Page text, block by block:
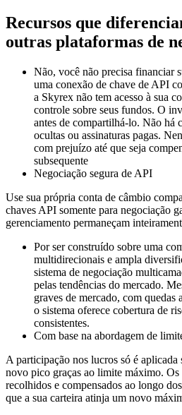
Recursos que
outras plataformas de
Não, você não precisa financiar
uma conexão de chave de API
a Skyrex não tem acesso à sua
controle sobre seus fundos. O
antes de compartilhá-lo. Não há
ocultas ou assinaturas pagas.
com prejuízo até que seja
subsequente
Negociação segura de API
Use sua própria conta de câmbio
chaves API somente para negociação
gerenciamento permaneçam
Por ser construído sobre uma
multidirecionais e ampla
sistema de negociação
pelas tendências do mercado.
graves de mercado, com quedas
o sistema oferece cobertura de
consistentes.
Com base na abordagem de
A participação nos lucros só é
novo pico graças ao limite máximo. Os
recolhidos e compensados ​​ao longo
que a sua carteira atinja um novo